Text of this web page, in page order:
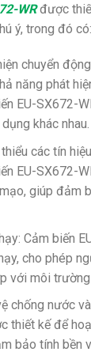
WRđược
ý, trong đó có:
chuyển
năng phát
EU-SX672-
khác nhau.
các tín
EU-SX672-
giúp đảm
Cảm biến
cho phép
với môi
chống nước
thiết kế để
bảo tính bền